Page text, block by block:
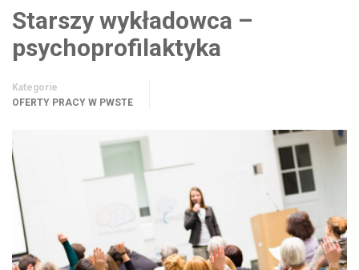
Starszy wykładowca –
psychoprofilaktyka
Kategorie
OFERTY PRACY W PWSTE